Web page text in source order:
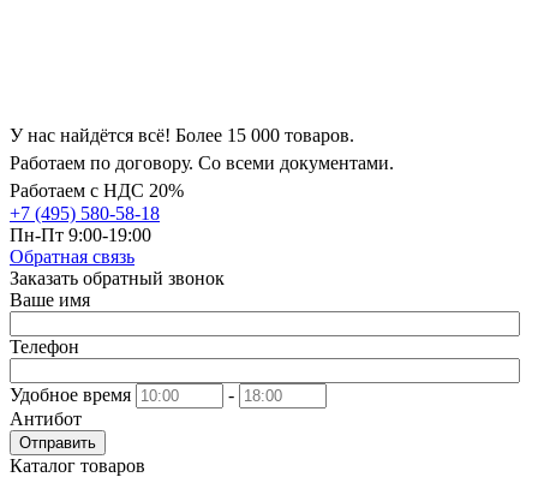
У нас найдётся всё! Более 15 000 товаров.
Работаем по договору. Со всеми документами.
Работаем с НДС 20%
+7 (495) 580-58-18
Пн-Пт 9:00-19:00
Обратная связь
Заказать обратный звонок
Ваше имя
Телефон
Удобное время
-
Антибот
Отправить
Каталог товаров